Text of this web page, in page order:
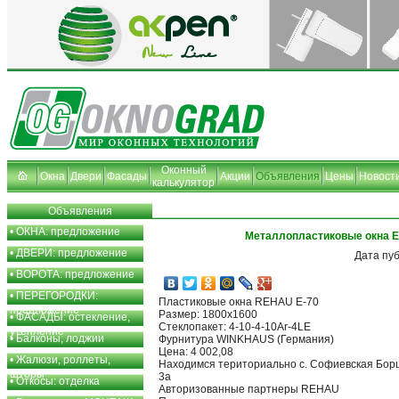
Окна Двери Фасады
Оконный
калькулятор Акции Объявления Цены
Объявления
•ОКНА: предложение
•ДВЕРИ: предложение
•ВОРОТА: предложение
•ПЕРЕГОРОДКИ:
предложение
•ФАСАДЫ: остекление,
утепление
•Балконы, лоджии
•Жалюзи, роллеты,
шторы
•Откосы: отделка
Металлопластиковые окна
Дата
Пластиковые окна REHAU Е-70
Размер: 1800x1600
Стеклопакет: 4-10-4-10Ar-4LE
Фурнитура WINKHAUS (Германия)
Цена: 4 002,08
Находимся териториально с. Софиевская
3а
Авторизованные партнеры REHAU